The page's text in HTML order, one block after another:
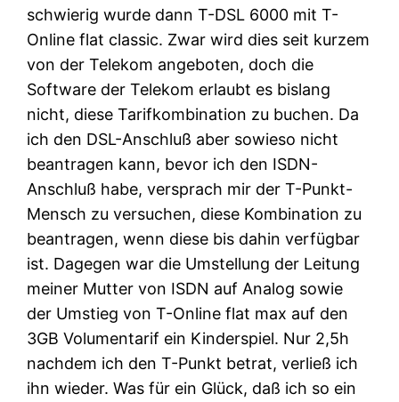
schwierig wurde dann T-DSL 6000 mit T-
Online flat classic. Zwar wird dies seit kurzem
von der Telekom angeboten, doch die
Software der Telekom erlaubt es bislang
nicht, diese Tarifkombination zu buchen. Da
ich den DSL-Anschluß aber sowieso nicht
beantragen kann, bevor ich den ISDN-
Anschluß habe, versprach mir der T-Punkt-
Mensch zu versuchen, diese Kombination zu
beantragen, wenn diese bis dahin verfügbar
ist. Dagegen war die Umstellung der Leitung
meiner Mutter von ISDN auf Analog sowie
der Umstieg von T-Online flat max auf den
3GB Volumentarif ein Kinderspiel. Nur 2,5h
nachdem ich den T-Punkt betrat, verließ ich
ihn wieder. Was für ein Glück, daß ich so ein